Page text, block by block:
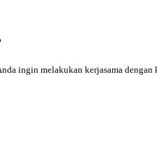
ingin melakukan kerjasama